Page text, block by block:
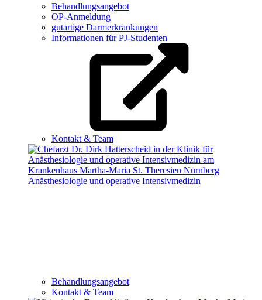
Behandlungsangebot
OP-Anmeldung
gutartige Darmerkrankungen
Informationen für PJ-Studenten
Kontakt & Team
Anästhesiologie und operative Intensivmedizin
Behandlungsangebot
Kontakt & Team